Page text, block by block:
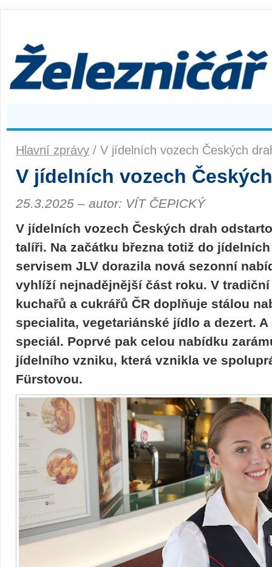
Hlavní zprávy / V jídelních vozech Českých
V jídelních vozech
25.3.2025 – autor: VÍT ČEPICKÝ
V jídelních vozech Českých drah
talíři. Na začátku března totiž do
servisem JLV dorazila nová sezonní
vyhlíží nejnadějnější část roku. V
kuchařů a cukrářů ČR doplňuje stálou
specialita, vegetariánské jídlo a dezert.
speciál. Poprvé pak celou nabídku
jídelního vzniku, která vznikla ve
Fürstovou.